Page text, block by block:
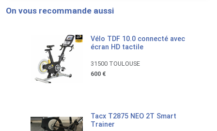
On vous recommande aussi
Vélo TDF 10.0 connecté avec
écran HD tactile
31500 TOULOUSE
600 €
Tacx T2875 NEO 2T Smart
Trainer